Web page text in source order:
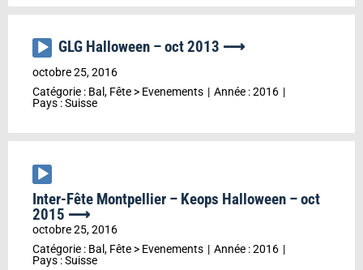
Lecteur
audio
GLG Halloween – oct 2013 ⟶
octobre 25, 2016
Catégorie : Bal, Fête > Evenements Année :2016
Pays :Suisse
Lecteur
audio
Inter-Fête Montpellier – Keops Halloween – oct
2015 ⟶
octobre 25, 2016
Catégorie : Bal, Fête > Evenements Année :2016
Pays :Suisse